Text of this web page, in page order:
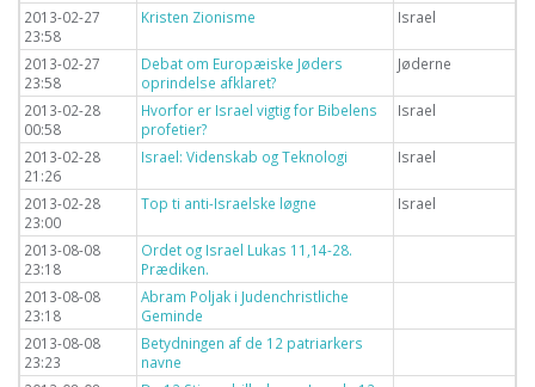
2013-02-27
23:58
Kristen Zionisme Israel
2013-02-27
23:58
Debat om Europæiske Jøders
oprindelse afklaret?
Jøderne
2013-02-28
00:58
Hvorfor er Israel vigtig for Bibelens
profetier?
Israel
2013-02-28
21:26
Israel: Videnskab og Teknologi Israel
2013-02-28
23:00
Top ti anti-Israelske løgne Israel
2013-08-08
23:18
Ordet og Israel Lukas 11,14-28.
Prædiken.
2013-08-08
23:18
Abram Poljak i Judenchristliche
Geminde
2013-08-08
23:23
Betydningen af de 12 patriarkers
navne